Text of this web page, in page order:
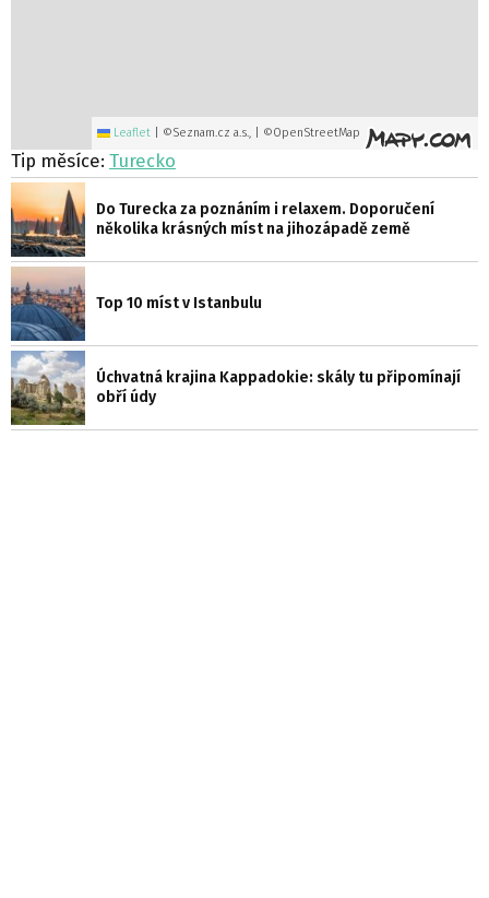
Leaflet ©Seznam.cz a.s., | ©OpenStreetMap
Tip měsíce: Turecko
Do Turecka za poznáním i relaxem. Doporučení
několika krásných míst na jihozápadě země
Top 10 míst v Istanbulu
Úchvatná krajina Kappadokie: skály tu připomínají
obří údy